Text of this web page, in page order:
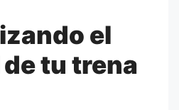
el
tu trena